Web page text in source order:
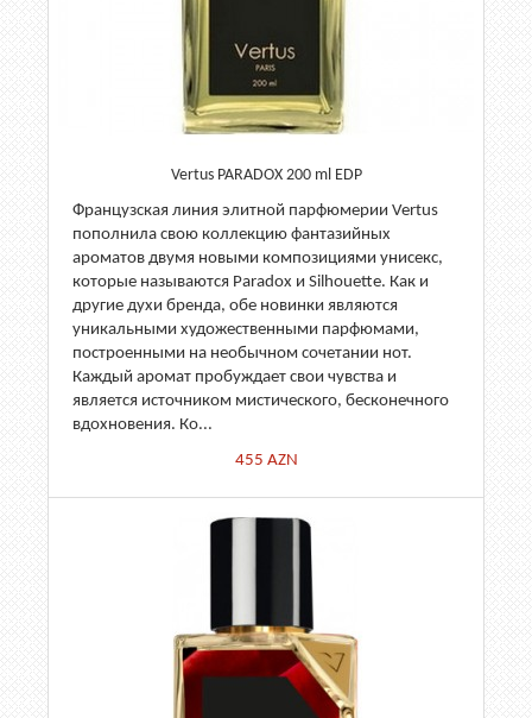
Vertus PARADOX 200 ml EDP
Французская линия элитной парфюмерии Vertus
пополнила свою коллекцию фантазийных
ароматов двумя новыми композициями унисекс,
которые называются Paradox и Silhouette. Как и
другие духи бренда, обе новинки являются
уникальными художественными парфюмами,
построенными на необычном сочетании нот.
Каждый аромат пробуждает свои чувства и
является источником мистического, бесконечного
вдохновения. Ко...
455 AZN